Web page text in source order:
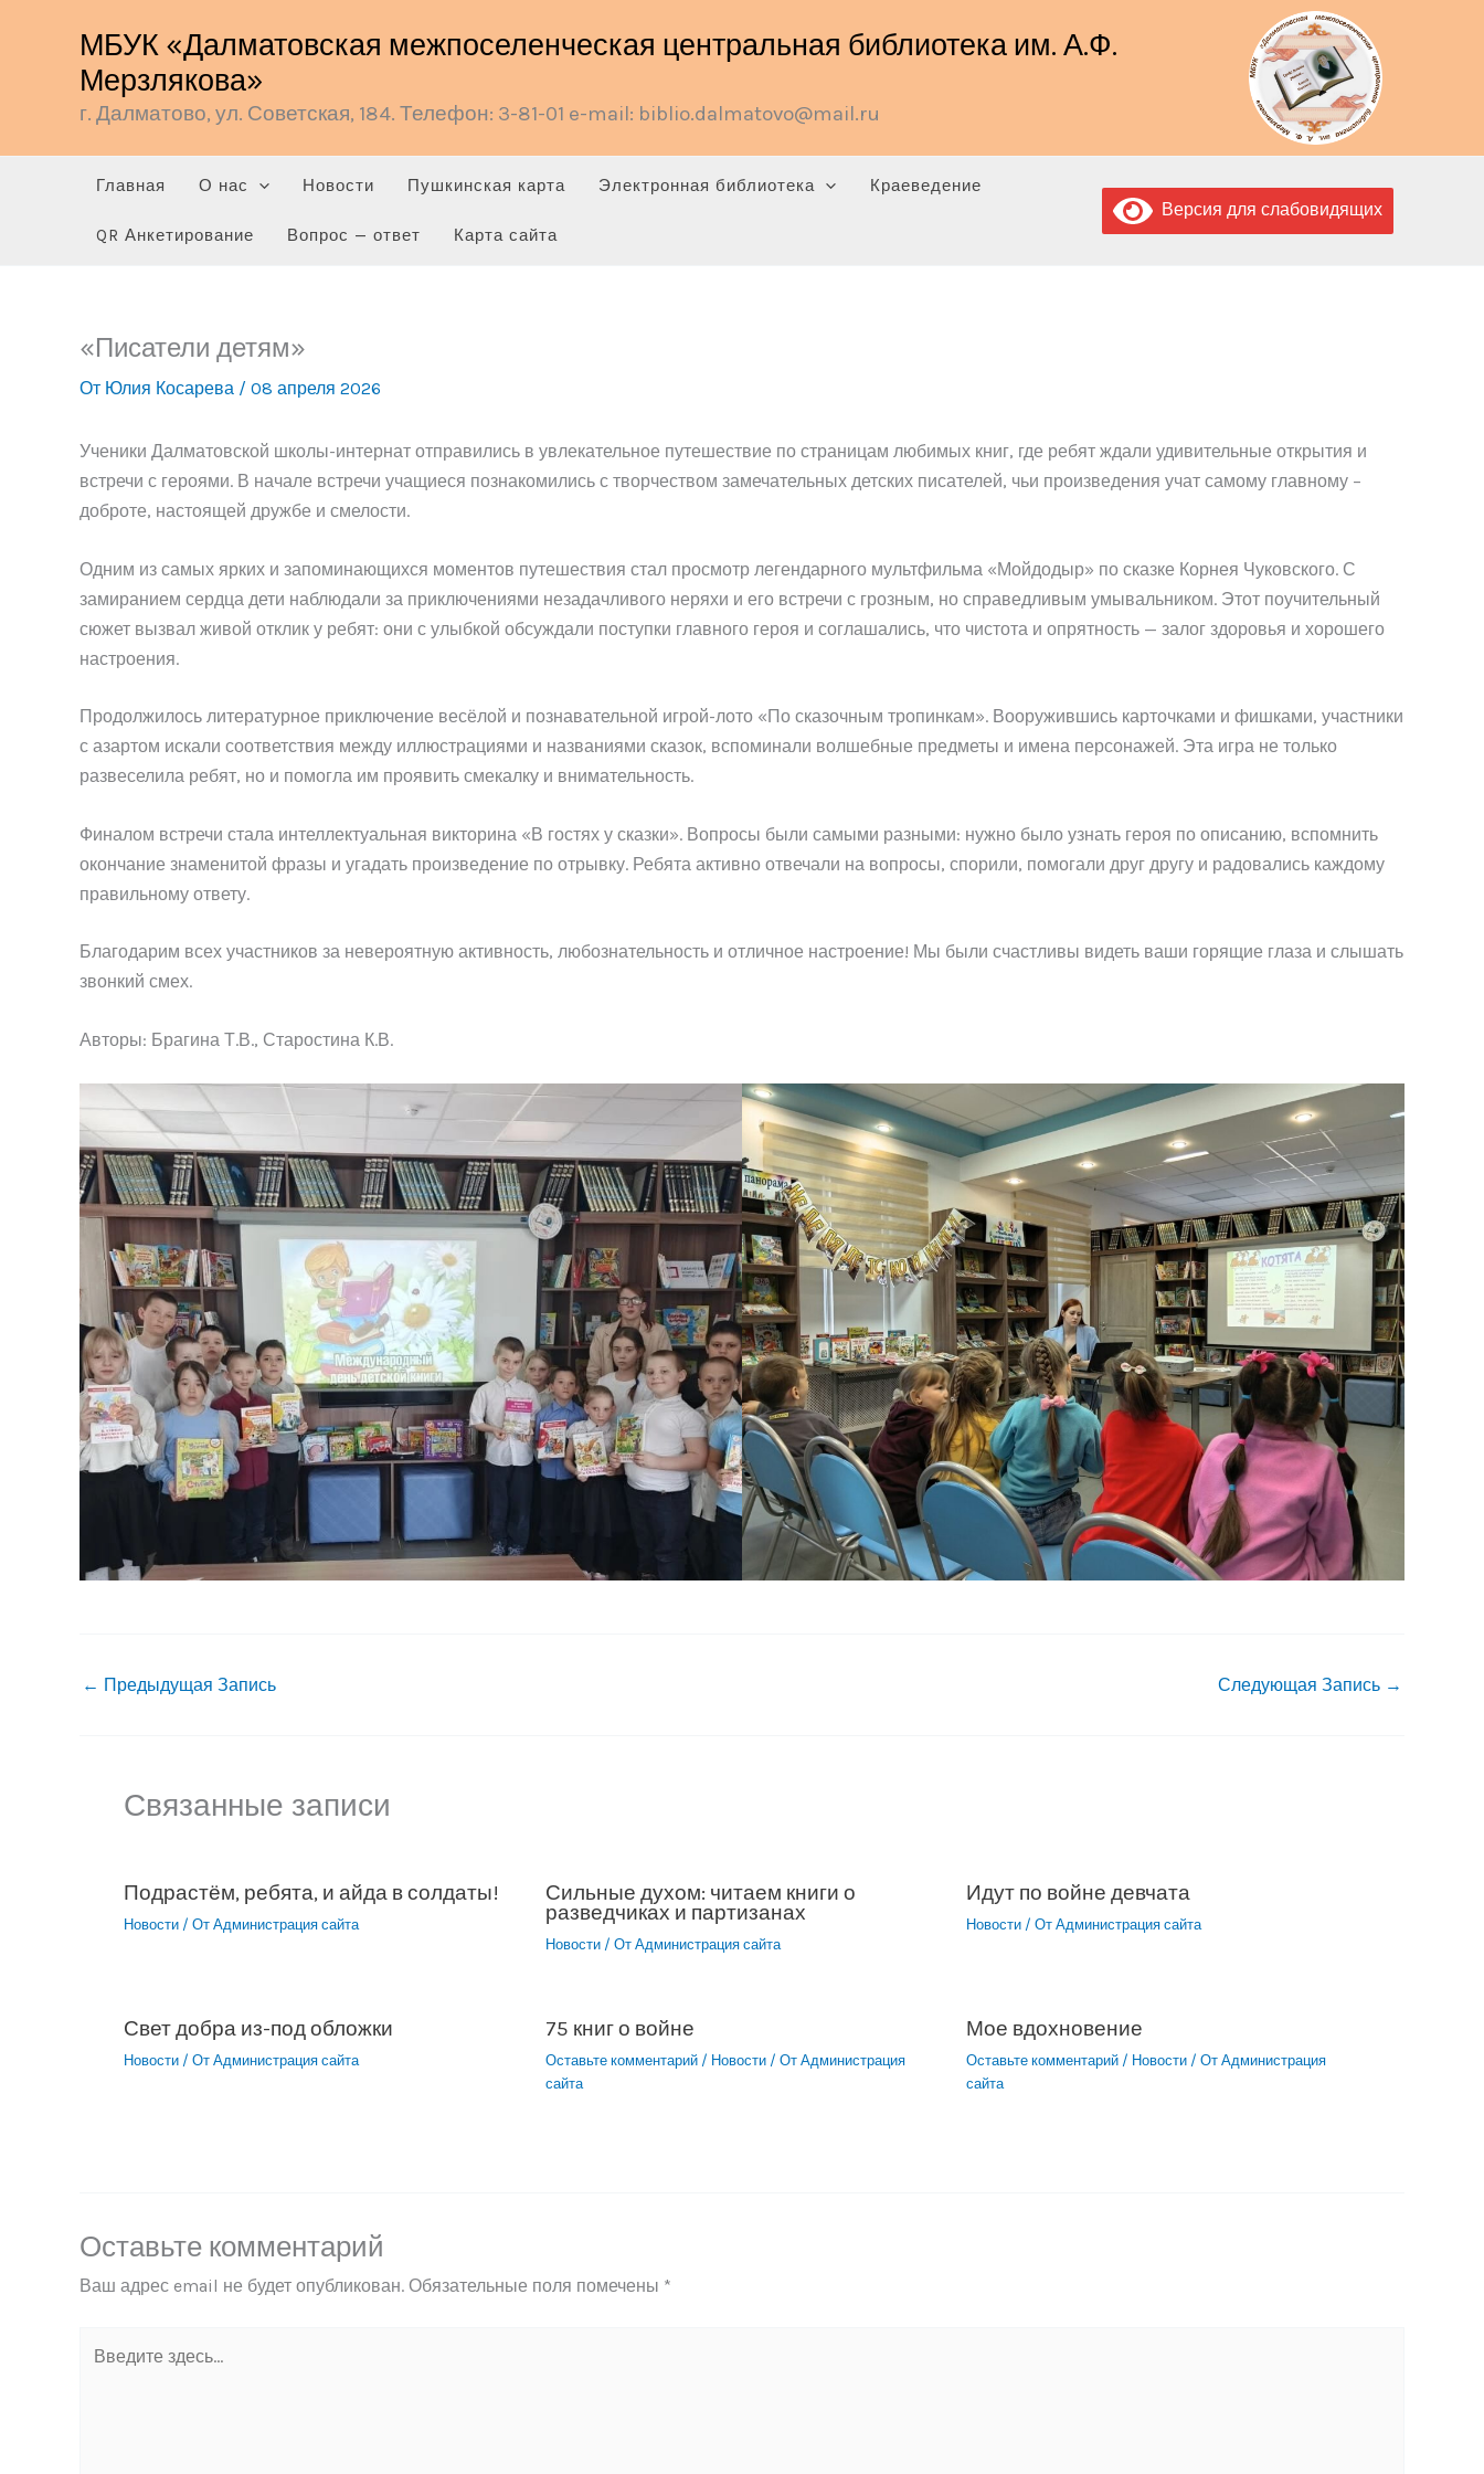
содержимому
МБУК «Далматовская межпоселенческая центральная библиотека им. А.Ф.
Мерзлякова»
г. Далматово, ул. Советская, 184. Телефон: 3-81-01 e-mail: biblio.dalmatovo@mail.ru
Главная О нас Новости Пушкинская карта Электронная библиотека Краеведение
QR Анкетирование Вопрос — ответ Карта сайта
Версия для слабовидящих
«Писатели детям»
От Юлия Косарева / 08 апреля 2026
Ученики Далматовской школы-интернат отправились в увлекательное путешествие по страницам любимых книг, где ребят ждали удивительные открытия и
встречи с героями. В начале встречи учащиеся познакомились с творчеством замечательных детских писателей, чьи произведения учат самому главному –
доброте, настоящей дружбе и смелости.
Одним из самых ярких и запоминающихся моментов путешествия стал просмотр легендарного мультфильма «Мойдодыр» по сказке Корнея Чуковского. С
замиранием сердца дети наблюдали за приключениями незадачливого неряхи и его встречи с грозным, но справедливым умывальником. Этот поучительный
сюжет вызвал живой отклик у ребят: они с улыбкой обсуждали поступки главного героя и соглашались, что чистота и опрятность — залог здоровья и хорошего
настроения.
Продолжилось литературное приключение весёлой и познавательной игрой-лото «По сказочным тропинкам». Вооружившись карточками и фишками, участники
с азартом искали соответствия между иллюстрациями и названиями сказок, вспоминали волшебные предметы и имена персонажей. Эта игра не только
развеселила ребят, но и помогла им проявить смекалку и внимательность.
Финалом встречи стала интеллектуальная викторина «В гостях у сказки». Вопросы были самыми разными: нужно было узнать героя по описанию, вспомнить
окончание знаменитой фразы и угадать произведение по отрывку. Ребята активно отвечали на вопросы, спорили, помогали друг другу и радовались каждому
правильному ответу.
Благодарим всех участников за невероятную активность, любознательность и отличное настроение! Мы были счастливы видеть ваши горящие глаза и слышать
звонкий смех.
Авторы: Брагина Т.В., Старостина К.В.
← Предыдущая Запись Следующая Запись →
Связанные записи
Подрастём, ребята, и айда в солдаты!
Новости / От Администрация сайта
Сильные духом: читаем книги о
разведчиках и партизанах
Новости/ От Администрация сайта
Идут по войне девчата
Новости / ОтАдминистрация сайта
Свет добра из-под обложки
Новости / От Администрация сайта
75 книг о войне
Оставьте комментарий / Новости/ От Администрация
сайта
Мое вдохновение
Оставьте комментарий / Новости / ОтАдминистрация
сайта
Оставьте комментарий
Ваш адрес email не будет опубликован. Обязательные поля помечены *
здесь...